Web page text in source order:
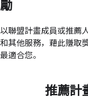
勵
以聯盟計畫成員或推薦
和其他服務，藉此賺取
最適合您。
推薦計